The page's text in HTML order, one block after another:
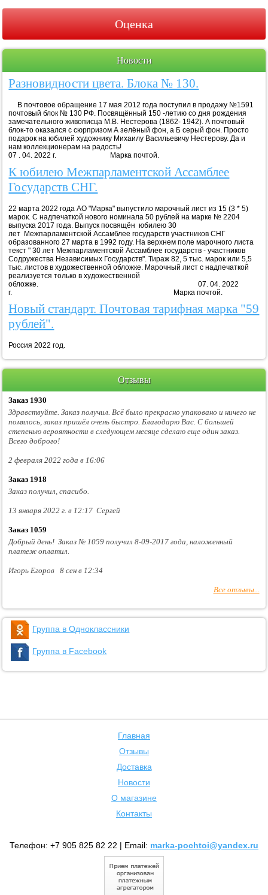
Оценка
Новости
Разновидности цвета. Блока № 130.
В почтовое обращение 17 мая 2012 года поступил в продажу №1591
почтовый блок № 130 РФ. Посвящённый 150 -летию со дня рождения
замечательного живописца М.В. Нестерова (1862- 1942). А почтовый
блок-то оказался с сюрпризом А зелёный фон, а Б серый фон. Просто
подарок на юбилей художнику Михаилу Васильевичу Нестерову. Да и
нам коллекционерам на радость!
07 . 04. 2022 г. Марка почтой.
К юбилею Межпарламентской Ассамблее
Государств СНГ.
22 марта 2022 года АО "Марка" выпустило марочный лист из 15 (3 * 5)
марок. С надпечаткой нового номинала 50 рублей на марке № 2204
выпуска 2017 года. Выпуск посвящён юбилею 30
лет Межпарламентской Ассамблее государств участников СНГ
образованного 27 марта в 1992 году. На верхнем поле марочного листа
текст " 30 лет Межпарламентской Ассамблее государств - участников
Содружества Независимых Государств". Тираж 82, 5 тыс. марок или 5,5
тыс. листов в художественной обложке. Марочный лист с надпечаткой
реализуется только в художественной
обложке. 07. 04. 2022
г. Марка почтой.
Новый стандарт. Почтовая тарифная марка "59
рублей".
Россия 2022 год.
Отзывы
Заказ 1930
Здравствуйте. Заказ получил. Всё было прекрасно упаковано и ничего не
помялось, заказ пришёл очень быстро. Благодарю Вас. С большей
степенью вероятности в следующем месяце сделаю еще один заказ.
Всего доброго!
2 февраля 2022 года в 16:06
Заказ 1918
Заказ получил, спасибо.
13 января 2022 г. в 12:17 Сергей
Заказ 1059
Добрый день! Заказ № 1059 получил 8-09-2017 года, наложенный
платеж оплатил.
Игорь Егоров 8 сен в 12:34
Все отзывы...
Группа в Одноклассники
Группа в Facebook
Главная
Отзывы
Доставка
Новости
О магазине
Контакты
Телефон: +7 905 825 82 22 | Email: marka-pochtoi@yandex.ru